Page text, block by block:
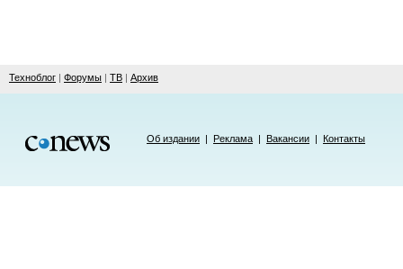
Техноблог | Форумы | ТВ | Архив
Об издании | Реклама | Вакансии | Контакты